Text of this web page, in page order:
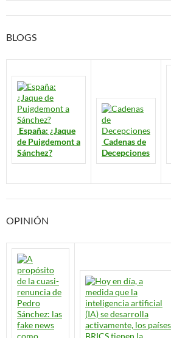
BLOGS
España: ¿Jaque
de Puigdemont a
Sánchez?
Cadenas de
Decepciones
OPINIÓN